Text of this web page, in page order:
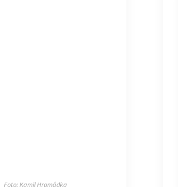
Foto: Kamil Hromádka